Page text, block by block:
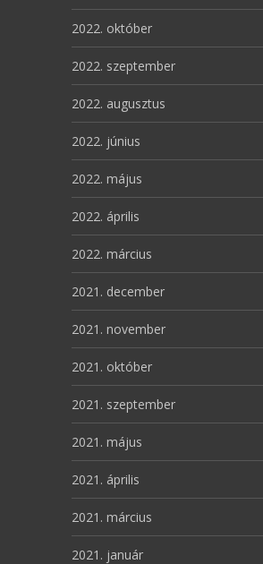
2022. október
2022. szeptember
2022. augusztus
2022. június
2022. május
2022. április
2022. március
2021. december
2021. november
2021. október
2021. szeptember
2021. május
2021. április
2021. március
2021. január